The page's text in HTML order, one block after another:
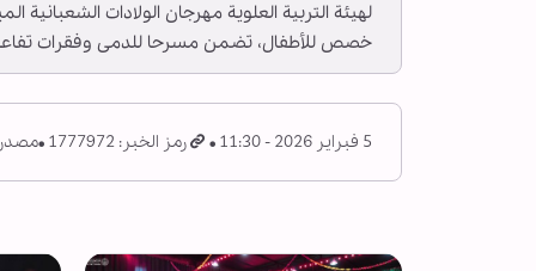
لهيئة التربية العلوية مهرجان الولادات
خصص للأطفال، تضمن مسرحا للدمى وفقرات
5 فبراير 2026 - 11:30 رمز الخبر: 1777972